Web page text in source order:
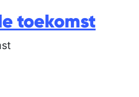
toekomst